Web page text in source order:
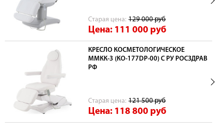
Cтарая цена: 129 000руб
Цена: 111 000 руб
КРЕСЛО КОСМЕТОЛОГИЧЕСКОЕ
ММКК-3 (КО-177DP-00) С РУ РОСЗДРАВ
РФ
Cтарая цена: 121 500руб
Цена: 118 800 руб